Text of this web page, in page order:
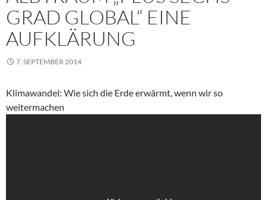
GRAD GLOBAL“ EINE
AUFKLÄRUNG
7. SEPTEMBER 2014
Klimawandel: Wie sich die Erde erwärmt, wenn wir so
weitermachen